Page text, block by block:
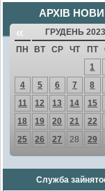
АРХІВ
« ГРУДЕНЬ 2023
ПН ВТ СР ЧТ ПТ
1
4
5 6 7 8
11
12 13 14 15
18
19 20 21 22
25
26 27 28 29
Служба